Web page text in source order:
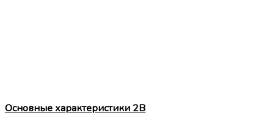
Основные характеристики 2B